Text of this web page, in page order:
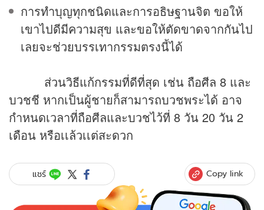
การทำบุญทุกชนิดและการอธิษฐานจิต ขอให้
เขาไปดีมีความสุข และขอให้ตัดขาดจากกันไป
เลยจะช่วยบรรเทากรรมตรงนี้ได้
ส่วนวิธีแก้กรรมที่ดีที่สุด เช่น ถือศีล 8 และ
บวชชี หากเป็นผู้ชายก็สามารถบวชพระได้ อาจ
กำหนดเวลาที่ถือศีลและบวชไว้ที่ 8 วัน 20 วัน 2
เดือน หรือเเล้วเเต่สะดวก
แชร์ Copy link